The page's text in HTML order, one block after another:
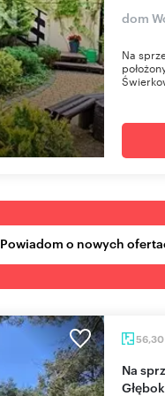
dom
Na
Powiadom o nowych
56,30
Na sprzedaż urokliwy dom nad jeziorem